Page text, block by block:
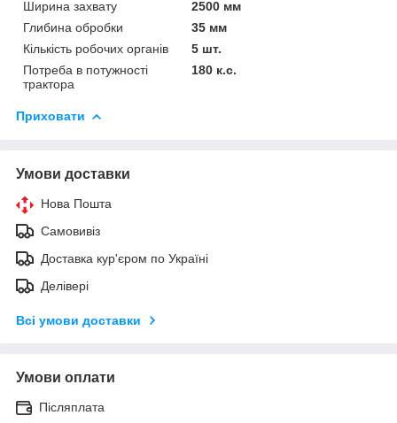
Ширина захвату
2500 мм
Глибина обробки
35 мм
Кількість робочих органів
5 шт.
Потреба в потужності
трактора
180 к.с.
Приховати
Умови доставки
Нова Пошта
Самовивіз
Доставка кур'єром по Україні
Делівері
Всі умови доставки
Умови оплати
Післяплата